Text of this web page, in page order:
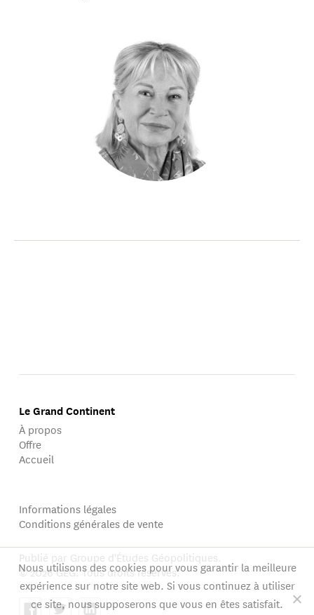
Le Grand Continent
À propos
Offre
Accueil
Informations légales
Conditions générales de vente
Publié par Groupe d'Études Géopolitiques.
© 2026 GEG. Tous droits réservés.
Nous utilisons des cookies pour vous garantir la meilleure
expérience sur notre site web. Si vous continuez à utiliser
ce site, nous supposerons que vous en êtes satisfait.